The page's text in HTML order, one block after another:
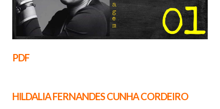
PDF
HILDALIA FERNANDES CUNHA CORDEIRO